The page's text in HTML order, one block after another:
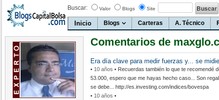
Buscar: Valor Blogs Site
Inicio Blogs Carteras A. Técnico
Comentarios de
Era día clave para medir fuerzas y... se
• 10 años • Recuerdas también lo que te recomendé
53.000, espero que me hayas hecho caso... Son
se debe... http://es.investing.com/indices/bovespa
• 10 años •